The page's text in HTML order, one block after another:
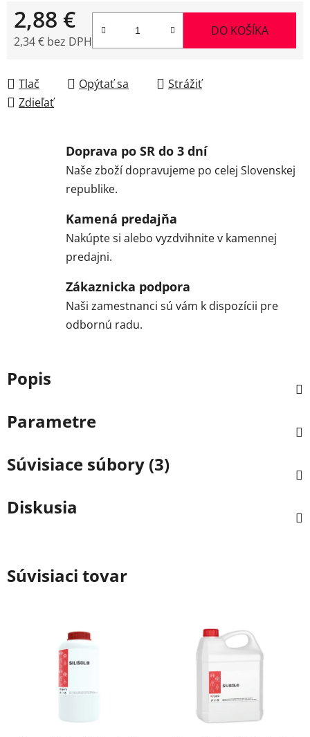
2,88 €
2,34 € bez DPH
DO KOŠÍKA
Tlač Opýtať sa
Strážiť
Zdieľať
Doprava po SR do 3 dní
Naše zboží dopravujeme po celej Slovenskej
republike.
Kamená predajňa
Nakúpte si alebo vyzdvihnite v kamennej
predajni.
Zákaznicka podpora
Naši zamestnanci sú vám k dispozícii pre
odbornú radu.
Popis
Parametre
Súvisiace súbory (3)
Diskusia
Súvisiaci tovar